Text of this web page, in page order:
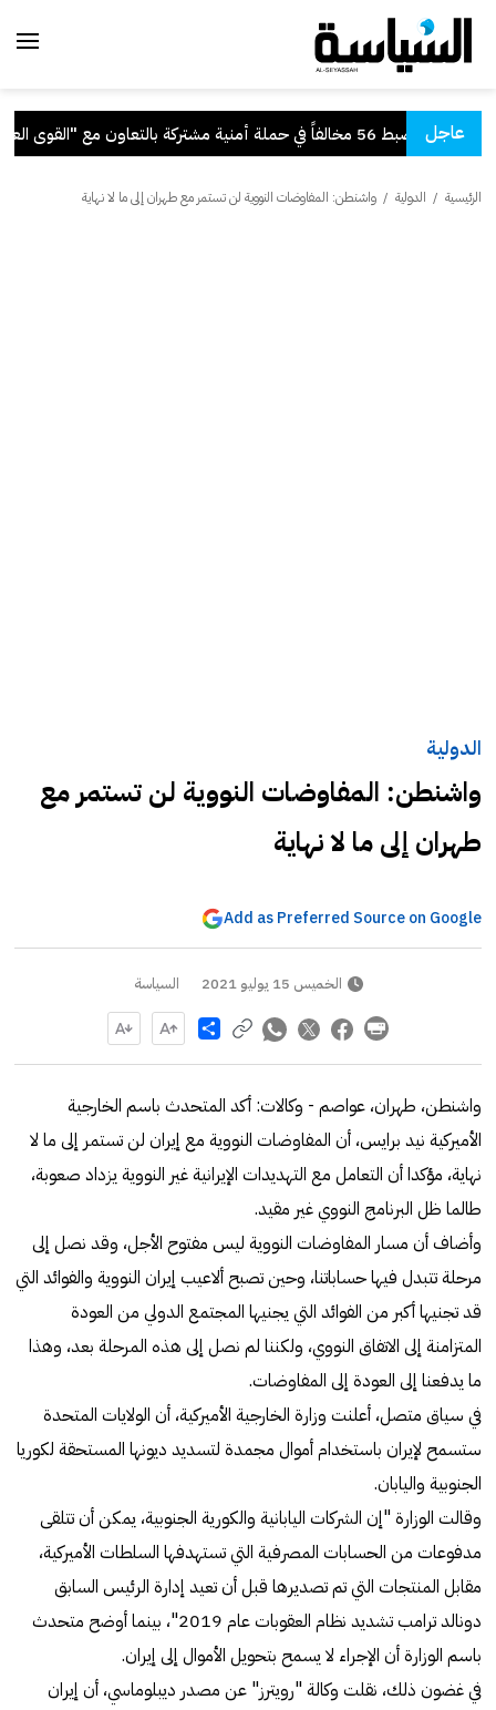
عاجل
56 مخالفاً في حملة أمنية مشتركة بالتعاون مع "القوى العاملة"
الرئيسية / الدولية / واشنطن: المفاوضات النووية لن تستمر مع طهران إلى ما لا نهاية
الدولية
واشنطن: المفاوضات النووية لن تستمر مع
طهران إلى ما لا نهاية
Add as Preferred Source on Google
الخميس 15 يوليو 2021 السياسة
Share
واشنطن، طهران، عواصم - وكالات: أكد المتحدث باسم الخارجية
الأميركية نيد برايس، أن المفاوضات النووية مع إيران لن تستمر إلى ما لا
نهاية، مؤكدا أن التعامل مع التهديدات الإيرانية غير النووية يزداد صعوبة،
طالما ظل البرنامج النووي غير مقيد.
وأضاف أن مسار المفاوضات النووية ليس مفتوح الأجل، وقد نصل إلى
مرحلة تتبدل فيها حساباتنا، وحين تصبح ألاعيب إيران النووية والفوائد التي
قد تجنيها أكبر من الفوائد التي يجنيها المجتمع الدولي من العودة
المتزامنة إلى الاتفاق النووي، ولكننا لم نصل إلى هذه المرحلة بعد، وهذا
ما يدفعنا إلى العودة إلى المفاوضات.
في سياق متصل، أعلنت وزارة الخارجية الأميركية، أن الولايات المتحدة
ستسمح لإيران باستخدام أموال مجمدة لتسديد ديونها المستحقة لكوريا
الجنوبية واليابان.
وقالت الوزارة "إن الشركات اليابانية والكورية الجنوبية، يمكن أن تتلقى
مدفوعات من الحسابات المصرفية التي تستهدفها السلطات الأميركية،
مقابل المنتجات التي تم تصديرها قبل أن تعيد إدارة الرئيس السابق
دونالد ترامب تشديد نظام العقوبات عام 2019"، بينما أوضح متحدث
باسم الوزارة أن الإجراء لا يسمح بتحويل الأموال إلى إيران.
في غضون ذلك، نقلت وكالة "رويترز" عن مصدر ديبلوماسي، أن إيران